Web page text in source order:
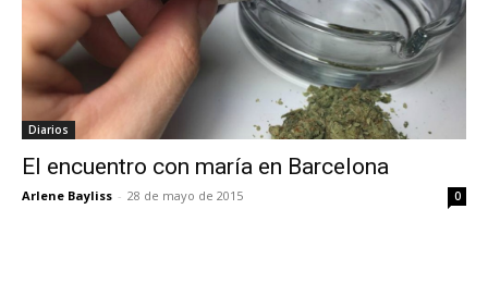
Diarios
El encuentro con maría en Barcelona
Arlene Bayliss - 28 de mayo de 2015 0